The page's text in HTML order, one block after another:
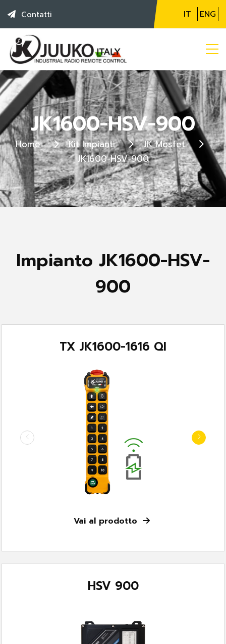
Contatti IT ENG
JK1600-HSV-900
Home Kit Impianti
JK Mosfet
JK1600-HSV-900
Impianto JK1600-HSV-
900
TX JK1600-1616 QI
Vai al prodotto
HSV 900